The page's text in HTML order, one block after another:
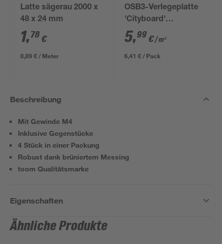
Latte sägerau 2000 x
48 x 24 mm
1,78 €
0,89 € / Meter
OSB3-Verlegeplatte
'Cityboard'
ungeschliffen 1690 x
634 x 12 mm
5,99 €/ m²
6,41 € / Pack
Beschreibung
Mit Gewinde M4
Inklusive Gegenstücke
4 Stück in einer Packung
Robust dank brüniertem Messing
toom Qualitätsmarke
Eigenschaften
Ähnliche Produkte